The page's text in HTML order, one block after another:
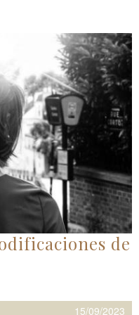
de
15/09/2023